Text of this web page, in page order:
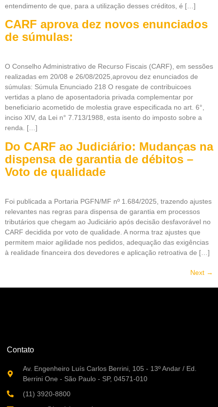
entendimento de que, para a utilização desses créditos, é […]
CARF aprova dez novos enunciados
de súmulas:
O Conselho Administrativo de Recurso Fiscais (CARF), em sessões
realizadas em 20/08 e 26/08/2025,aprovou dez enunciados de
súmulas: Súmula Enunciado 218 O resgate de contribuicoes
vertidas a plano de aposentadoria privada complementar por
beneficiario acometido de molestia grave especificada no art. 6°,
inciso XIV, da Lei n° 7.713/1988, esta isento do imposto sobre a
renda. […]
Do CARF ao Judiciário: Mudanças na
dispensa de garantia de débitos –
Voto de qualidade
Foi publicada a Portaria PGFN/MF nº 1.684/2025, trazendo ajustes
relevantes nas regras para dispensa de garantia em processos
tributários que chegam ao Judiciário após decisão desfavorável no
CARF decidida por voto de qualidade. A norma traz ajustes que
permitem maior agilidade nos pedidos, adequação das exigências
à realidade financeira dos devedores e aplicação retroativa de […]
Next →
Contato
Av. Engenheiro Luís Carlos Berrini, 105 - 13º Andar / Ed.
Berrini One - São Paulo - SP, 04571-010
(11) 3920-8800